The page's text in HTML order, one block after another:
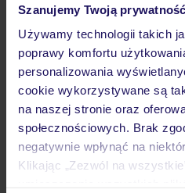
Szanujemy Twoją prywatność
Używamy technologii takich
poprawy komfortu
personalizowania
cookie wykorzystywane są
na naszej stronie oraz
społecznościowych. Brak
negatywnie wpłynąć na
Klikając „Zezwól na
Hotel
Opinie
Pokoje